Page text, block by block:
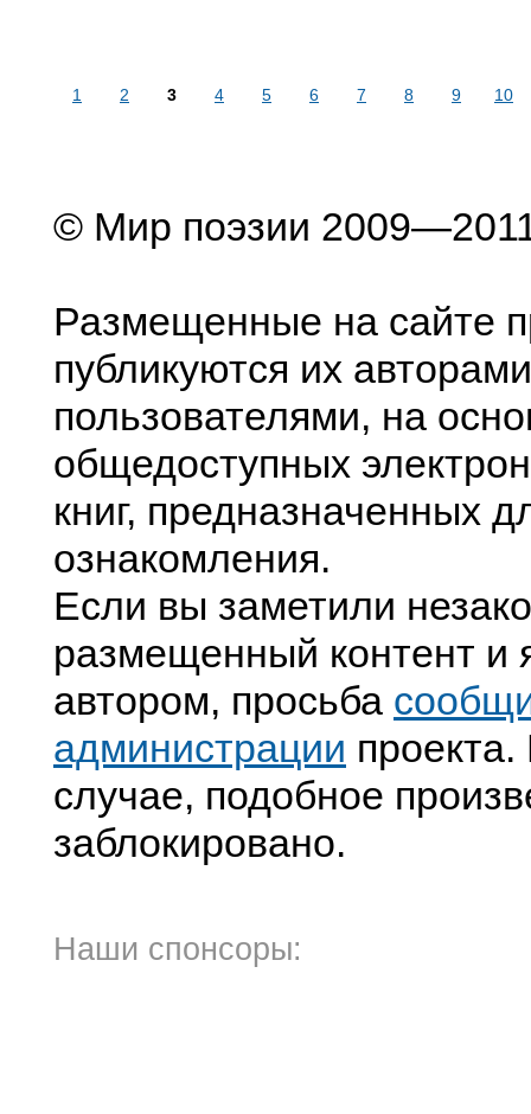
1 2 3 4 5 6 7 8 9 10
© Мир поэзии
Размещенные на сайте
публикуются их
пользователями, на
общедоступных
книг, предназначенных
ознакомления.
Если вы заметили
размещенный контент и
автором, просьба
администрации
случае, подобное
заблокировано.
Наши спонсоры: